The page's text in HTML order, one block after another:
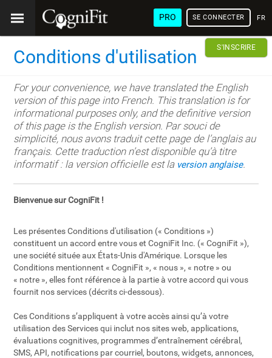
PRO SE CONNECTER
S'INSCRIRE
Conditions d'utilisation
For your convenience, we have translated the English
version of this page into French. This translation is for
informational purposes only, and the definitive version
of this page is the English version. Par souci de
simplicité, nous avons traduit cette page de l’anglais au
français. Cette traduction n’est disponible qu’à titre
informatif : la version officielle est la version anglaise.
Bienvenue sur CogniFit !
Les présentes Conditions d'utilisation (« Conditions »)
constituent un accord entre vous et CogniFit Inc. (« CogniFit »),
une société située aux États-Unis d'Amérique. Lorsque les
Conditions mentionnent « CogniFit », « nous », « notre » ou
« notre », elles font référence à la partie à votre accord qui vous
fournit nos services (décrits ci-dessous).
Ces Conditions s’appliquent à votre accès ainsi qu’à votre
utilisation des Services qui inclut nos sites web, applications,
évaluations cognitives, programmes d’entraînement cérébral,
SMS, API, notifications par courriel, boutons, widgets, annonces,